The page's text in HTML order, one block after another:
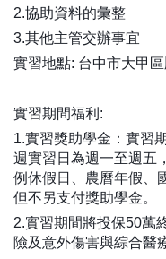
2.協助資料的彙整
3.其他主管交辦事宜
實習地點: 台中市大甲
實習期間福利:
1.實習獎助學金：實習
週實習日為週一至週五
例休假日、農曆年假、
但不另支付獎助學金。
2.實習期間將投保50萬
險及意外傷害與綜合醫